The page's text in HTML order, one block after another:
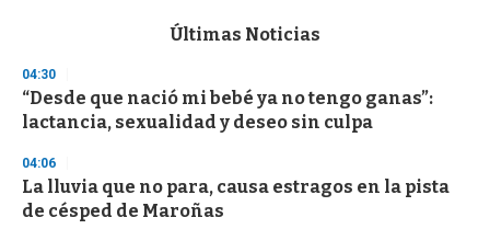
d
s
o
f
3
s
e
c
Últimas Noticias
04:30
“Desde que nació mi bebé ya no tengo ganas”:
lactancia, sexualidad y deseo sin culpa
04:06
La lluvia que no para, causa estragos en la pista
de césped de Maroñas